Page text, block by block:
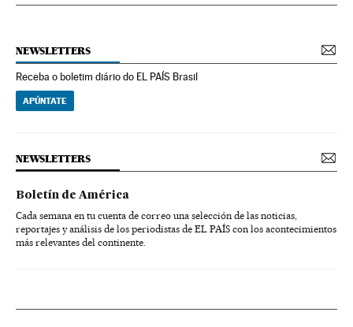
NEWSLETTERS
Receba o boletim diário do EL PAÍS Brasil
APÚNTATE
NEWSLETTERS
Boletín de América
Cada semana en tu cuenta de correo una selección de las noticias,
reportajes y análisis de los periodistas de EL PAÍS con los acontecimientos
más relevantes del continente.